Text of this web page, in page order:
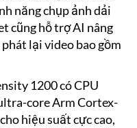
năng chụp ảnh dải
cũng hỗ trợ AI nâng
lại video bao gồm
1200 có CPU
core Arm Cortex-
hiệu suất cực cao,